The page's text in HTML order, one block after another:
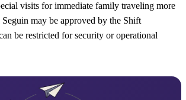
visits for immediate family traveling more
may be approved by the Shift
be restricted for security or operational